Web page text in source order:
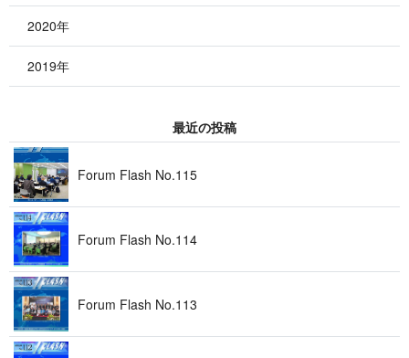
2020年
2019年
最 近 の 投 稿
Forum Flash No . 1 1 5
Forum Flash No . 1 1 4
Forum Flash No . 1 1 3